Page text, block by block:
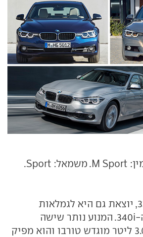
ב.מ.וו סדרה 3. מימין: M Sport. משמאל: Sport.
גרסת הדגל, ה-335i, יוצאת גם היא לגמלאות
ובמקומה נכנסת ה-340i. המנוע נותר שישה
צילינדרים בטור, 3.0 ליטר מוגדש טורבו והוא מפיק